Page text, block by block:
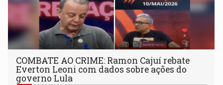
COMBATE AO CRIME: Ramon Cajuí rebate
Everton Leoni com dados sobre ações do
governo Lula